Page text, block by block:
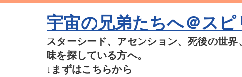
宇宙の兄弟たちへ＠ス
スターシード、アセンション、死後の世
味を探している方へ。
↓まずはこちらから